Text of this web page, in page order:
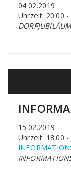
04.02.2019
Uhrzeit: 20:00 -
15.02.2019
Uhrzeit: 18:00 -